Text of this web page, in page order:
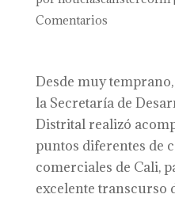
Comentarios
Desde muy
la Secretaría de
Distrital realizó
puntos diferentes de
comerciales de Cali,
excelente transcurso